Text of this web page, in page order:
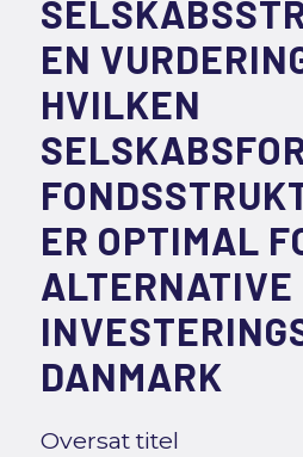
EN
HVILKEN
ER OPTIMAL
ALTERNATIVE
DANMARK
Oversat titel